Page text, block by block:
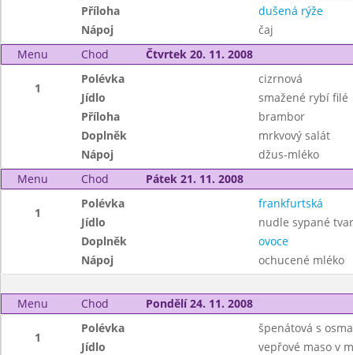
Příloha
dušená rýže
Nápoj
čaj
Menu
Chod Čtvrtek 20. 11. 2008
1
Polévka
cizrnová
Jídlo
smažené rybí filé
Příloha
brambor
Doplněk
mrkvový salát
Nápoj
džus-mléko
Menu
Chod Pátek 21. 11. 2008
1
Polévka
frankfurtská
Jídlo
nudle sypané
Doplněk
ovoce
Nápoj
ochucené mléko
Menu Chod Pondělí 24. 11. 2008
1
Polévka
špenátová s
Jídlo
vepřové maso v